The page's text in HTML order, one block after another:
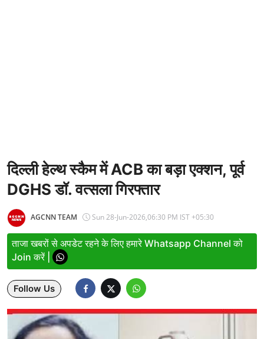
Business
Relationship
Education
Defence & Security
Environment
Lifestyle
Health
दिल्ली हेल्थ स्कैम में ACB का बड़ा एक्शन, पूर्व
DGHS डॉ. वत्सला गिरफ्तार
AGCNN TEAM Sun 28-Jun-2026,06:30 PM IST +05:30
ताजा खबरों से अपडेट रहने के लिए हमारे Whatsapp Channel को
Join करें |
Follow Us